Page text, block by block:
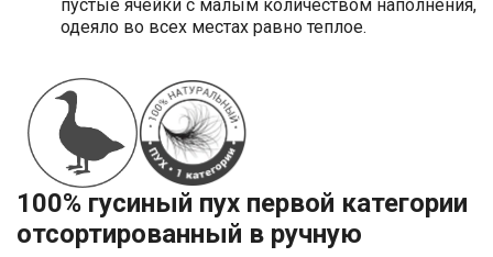
пустые ячейки с малым количеством наполнения,
одеяло во всех местах равно теплое.
100% гусиный пух первой категории
отсортированный в ручную